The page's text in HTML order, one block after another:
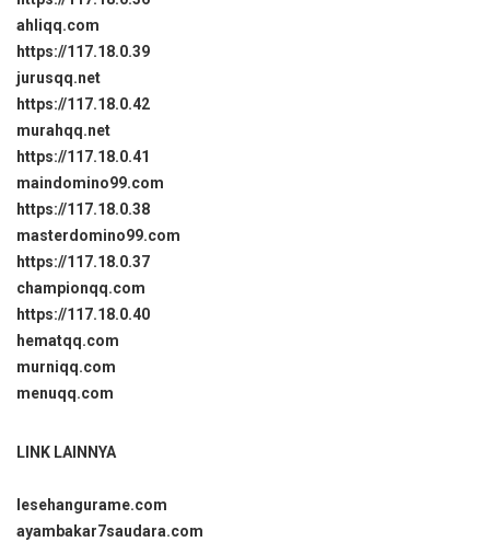
ahliqq.com
https://117.18.0.39
jurusqq.net
https://117.18.0.42
murahqq.net
https://117.18.0.41
maindomino99.com
https://117.18.0.38
masterdomino99.com
https://117.18.0.37
championqq.com
https://117.18.0.40
hematqq.com
murniqq.com
menuqq.com
LINK LAINNYA
lesehangurame.com
ayambakar7saudara.com